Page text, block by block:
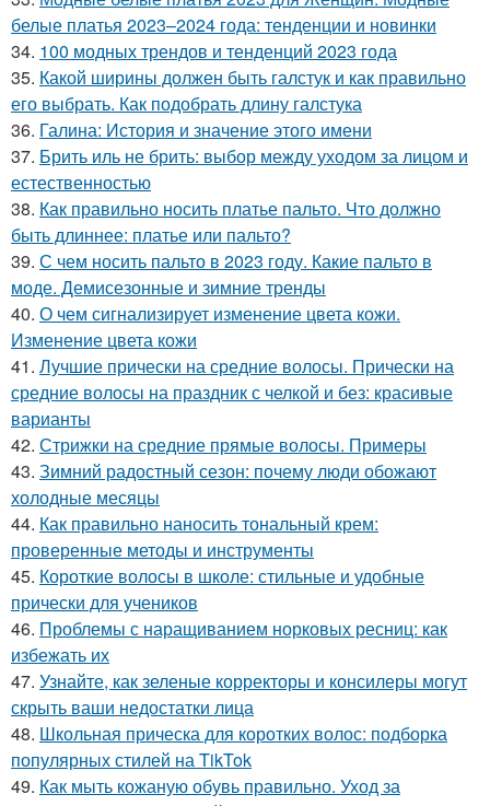
белые платья 2023–2024 года: тенденции и новинки
34. 100 модных трендов и тенденций 2023 года
35. Какой ширины должен быть галстук и как правильно
его выбрать. Как подобрать длину галстука
36. Галина: История и значение этого имени
37. Брить иль не брить: выбор между уходом за лицом и
естественностью
38. Как правильно носить платье пальто. Что должно
быть длиннее: платье или пальто?
39. С чем носить пальто в 2023 году. Какие пальто в
моде. Демисезонные и зимние тренды
40. О чем сигнализирует изменение цвета кожи.
Изменение цвета кожи
41. Лучшие прически на средние волосы. Прически на
средние волосы на праздник с челкой и без: красивые
варианты
42. Стрижки на средние прямые волосы. Примеры
43. Зимний радостный сезон: почему люди обожают
холодные месяцы
44. Как правильно наносить тональный крем:
проверенные методы и инструменты
45. Короткие волосы в школе: стильные и удобные
прически для учеников
46. Проблемы с наращиванием норковых ресниц: как
избежать их
47. Узнайте, как зеленые корректоры и консилеры могут
скрыть ваши недостатки лица
48. Школьная прическа для коротких волос: подборка
популярных стилей на TikTok
49. Как мыть кожаную обувь правильно. Уход за